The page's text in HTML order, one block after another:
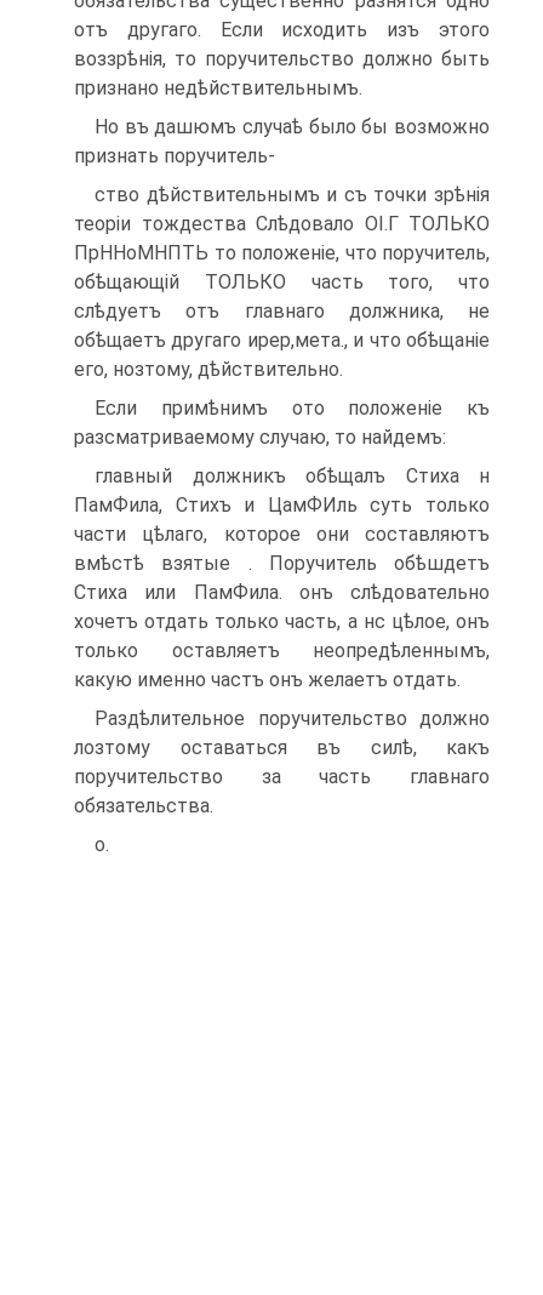
отъ другаго. Если исходить изъ этого
воззрѣнія, то поручитель­ство должно быть
признано недѣйствительнымъ.
Но въ дашюмъ случаѣ было бы возможно
признать поручитель-
ство дѣйствительнымъ и съ точки зрѣнія
теоріи тождества Слѣдовало ОІ.Г ТОЛЬКО
ПрННоМНПТЬ то положеніе, что поручитель,
обѣщающій ТОЛЬ­КО часть того, что
слѣдуетъ отъ главнаго должника, не
обѣщаетъ другаго ирер,мета., и что обѣщаніе
его, нозтому, дѣйствительно.
Если примѣнимъ ото положеніе къ
разсматриваемому случаю, то найдемъ:
главный должникъ обѣщалъ Стиха н
ПамФила, Стихъ и ЦамФИль суть только
части цѣлаго, которое они составляютъ
вмѣстѣ взятые . Поручитель обѣшдетъ
Стиха или ПамФила. онъ слѣдовательно
хочетъ отдать только часть, а нс цѣлое, онъ
только оставляетъ неопредѣ­леннымъ,
какую именно частъ онъ желаетъ отдать.
Раздѣлительное поручительство должно
лозтому оставаться въ силѣ, какъ
поручительство за часть главнаго
обязательства.
о.